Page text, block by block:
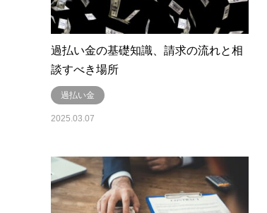
過払い金の基礎知識、請求の流れと相
談すべき場所
過払い金
2025.03.07